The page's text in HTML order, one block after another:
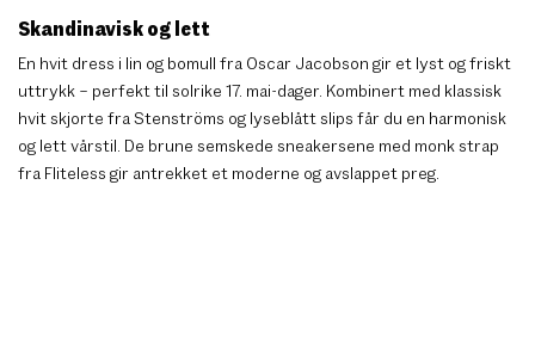
Skandinavisk og lett
En hvit dress i lin og bomull fra Oscar Jacobson gir et lyst og friskt
uttrykk – perfekt til solrike 17. mai-dager. Kombinert med klassisk
hvit skjorte fra Stenströms og lyseblått slips får du en harmonisk
og lett vårstil. De brune semskede sneakersene med monk strap
fra Fliteless gir antrekket et moderne og avslappet preg.